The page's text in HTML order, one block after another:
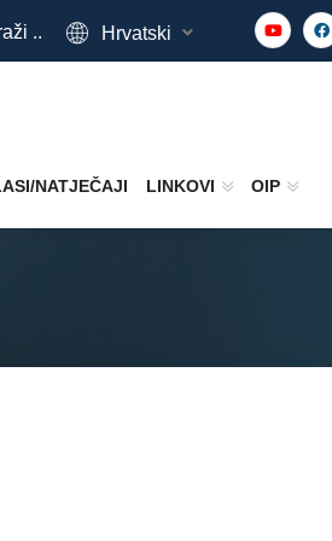
.. Hrvatski
NATJEČAJI LINKOVI OIP